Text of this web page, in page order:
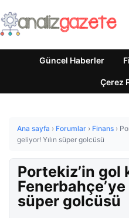
Güncel Haberler
Çerez
Ana sayfa › Forumlar › Finans ›
geliyor! Yılın süper golcüsü
Portekiz’in gol
Fenerbahçe’ye
süper golcüsü